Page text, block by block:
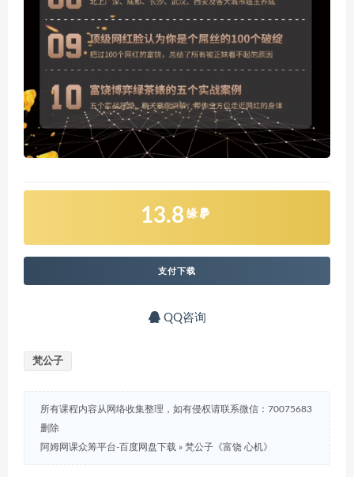
13.8 缘
支付下载
QQ咨询
梵公子
所有课程内容从网络收集整理，如有侵权请联系微信：70075683
删除
阿姆网课众筹平台-百度网盘下载 » 梵公子《富饶 心机》